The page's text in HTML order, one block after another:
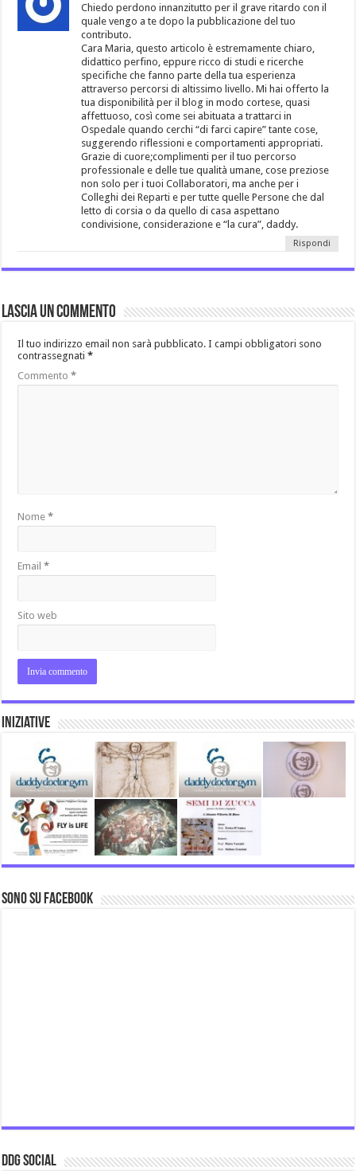
Chiedo perdono innanzitutto per il grave ritardo con il
quale vengo a te dopo la pubblicazione del tuo
contributo.
Cara Maria, questo articolo è estremamente chiaro,
didattico perfino, eppure ricco di studi e ricerche
specifiche che fanno parte della tua esperienza
attraverso percorsi di altissimo livello. Mi hai offerto la
tua disponibilità per il blog in modo cortese, quasi
affettuoso, così come sei abituata a trattarci in
Ospedale quando cerchi “di farci capire” tante cose,
suggerendo riflessioni e comportamenti appropriati.
Grazie di cuore;complimenti per il tuo percorso
professionale e delle tue qualità umane, cose preziose
non solo per i tuoi Collaboratori, ma anche per i
Colleghi dei Reparti e per tutte quelle Persone che dal
letto di corsia o da quello di casa aspettano
condivisione, considerazione e “la cura”, daddy.
Rispondi
Lascia un commento
Il tuo indirizzo email non sarà pubblicato. I campi obbligatori sono
contrassegnati*
Commento*
Nome*
Email*
Sito web
Iniziative
Sono su Facebook
ddg Social